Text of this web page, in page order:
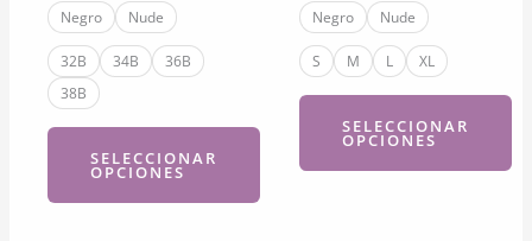
original
era:
$16.580.
actual
es:
$11.280.
Negro Nude
32B 34B
36B
38B
SELECCIONAR
OPCIONES
original
era:
$9.680.
actual
es:
$5.580.
Negro Nude
S M L XL
SELECCIONAR
OPCIONES